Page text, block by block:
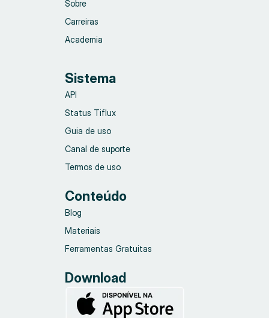
Sobre
Carreiras
Academia
Sistema
API
Status Tiflux
Guia de uso
Canal de suporte
Termos de uso
Conteúdo
Blog
Materiais
Ferramentas Gratuitas
Download